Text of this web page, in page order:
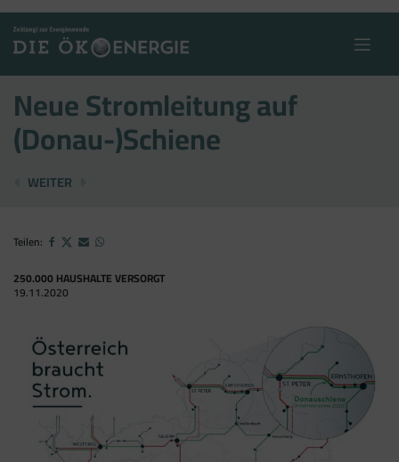
content
Neue Stromleitung auf
(Donau-)Schiene
EAG-VERZÖGERUNG FÜR EEÖ NACHVOLLZIEHBAR
WEITER
Teilen:
250.000 HAUSHALTE VERSORGT
19.11.2020